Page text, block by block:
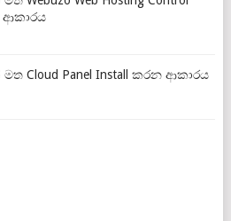
ආකාරය
මත Cloud Panel Install කරන ආකාරය